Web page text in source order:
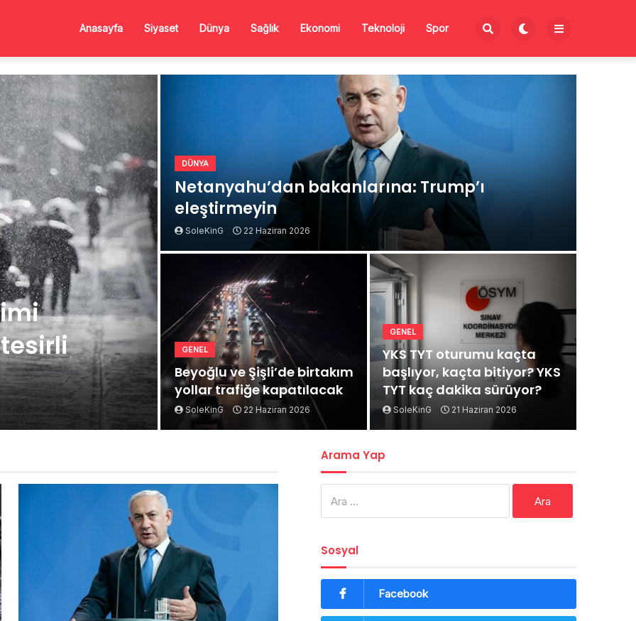
Anasayfa Siyaset Dünya Sağlık Ekonomi Teknoloji Spor
DÜNYA
Netanyahu’dan bakanlarına: Trump’ı
eleştirmeyin
SoleKinG 22 Haziran 2026
GENEL
Beyoğlu ve Şişli’de birtakım
yollar trafiğe kapatılacak
SoleKinG 22 Haziran 2026
GENEL
YKS TYT oturumu kaçta
başlıyor, kaçta bitiyor? YKS
TYT kaç dakika sürüyor?
SoleKinG 21 Haziran 2026
Arama Yap
Sosyal
Facebook